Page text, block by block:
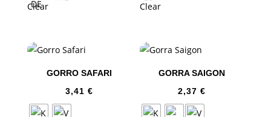
Clear Clear
GORRO SAFARI
3,41 €
GORRA SAIGON
2,37€